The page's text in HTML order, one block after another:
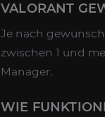
VALORANT
Je nach
zwischen 1 und
Manager.
WIE